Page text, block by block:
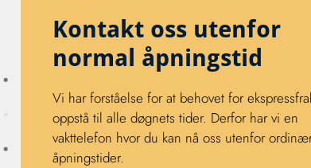
Kontakt oss utenfor
normal åpningstid
Vi har forståelse for at behovet for
oppstå til alle døgnets tider. Derfor har vi en
vakttelefon hvor du kan nå oss utenfor
åpningstider.